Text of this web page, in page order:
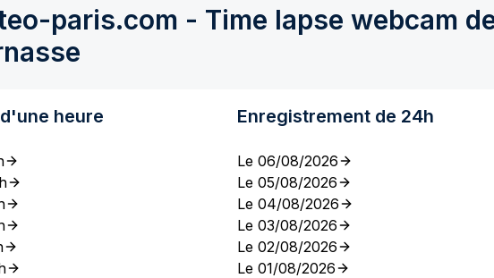
paris.com - Time lapse webcam
heure Enregistrement de 24h
Le 06/08/2026
Le 05/08/2026
Le 04/08/2026
Le 03/08/2026
Le 02/08/2026
Le 01/08/2026